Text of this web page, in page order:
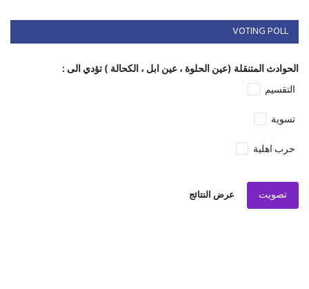
VOTING POLL
الحوادث المتنقلة (عين الحلوة ، عين ابل ، الكحالة ) تؤدي الى :
التقسيم
تسوية
حرب اهلية
تصويت عرض النتائج